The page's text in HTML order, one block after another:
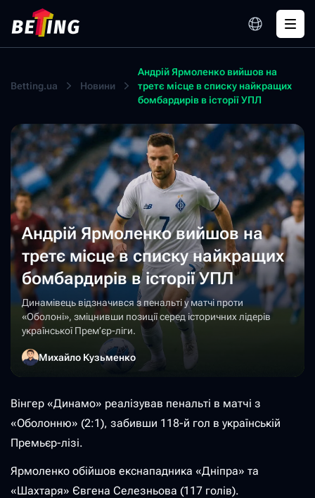
Betting.ua Новини
Андрій Ярмоленко вийшов на
третє місце в списку найкращих
бомбардирів в історії УПЛ
Андрій Ярмоленко вийшов на
третє місце в списку найкращих
бомбардирів в історії УПЛ
Динамівець відзначився з пенальті у матчі проти
«Оболоні», зміцнивши позиції серед історичних лідерів
української Прем’єр-ліги.
Михайло Кузьменко
Вінгер «Динамо» реалізував пенальті в матчі з
«Оболонню» (2:1), забивши 118-й гол в українській
Премьєр-лізі.
Ярмоленко обійшов екснападника «Дніпра» та
«Шахтаря» Євгена Селезньова (117 голів).